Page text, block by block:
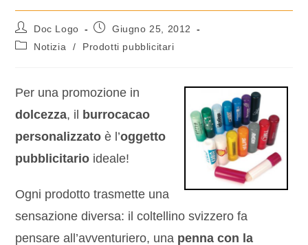
Doc Logo
Giugno 25, 2012
Notizia
/ Prodotti pubblicitari
Per una promozione in
dolcezza, il
burrocacao
personalizzato è l’oggetto
pubblicitario ideale!
Ogni prodotto trasmette una
sensazione diversa: il coltellino svizzero fa
pensare all’avventuriero, una penna con la